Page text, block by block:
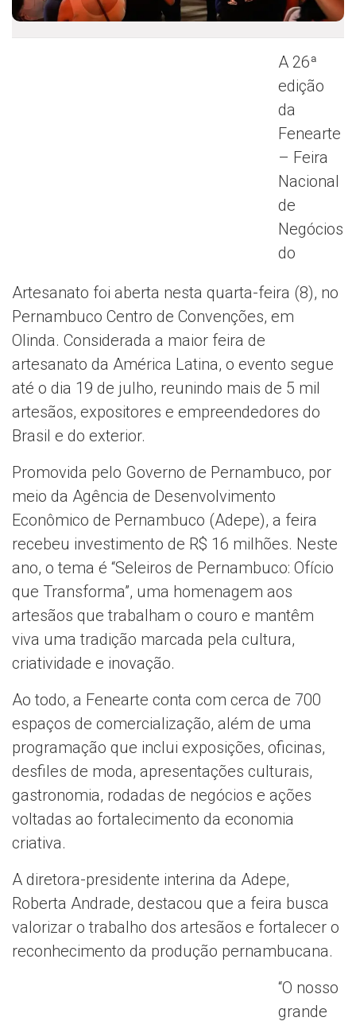
A 26ª
edição
da
Fenearte
– Feira
Nacional
de
Negócios
do
Artesanato foi aberta nesta quarta-feira (8), no
Pernambuco Centro de Convenções, em
Olinda. Considerada a maior feira de
artesanato da América Latina, o evento segue
até o dia 19 de julho, reunindo mais de 5 mil
artesãos, expositores e empreendedores do
Brasil e do exterior.
Promovida pelo Governo de Pernambuco, por
meio da Agência de Desenvolvimento
Econômico de Pernambuco (Adepe), a feira
recebeu investimento de R$ 16 milhões. Neste
ano, o tema é “Seleiros de Pernambuco: Ofício
que Transforma”, uma homenagem aos
artesãos que trabalham o couro e mantêm
viva uma tradição marcada pela cultura,
criatividade e inovação.
Ao todo, a Fenearte conta com cerca de 700
espaços de comercialização, além de uma
programação que inclui exposições, oficinas,
desfiles de moda, apresentações culturais,
gastronomia, rodadas de negócios e ações
voltadas ao fortalecimento da economia
criativa.
A diretora-presidente interina da Adepe,
Roberta Andrade, destacou que a feira busca
valorizar o trabalho dos artesãos e fortalecer o
reconhecimento da produção pernambucana.
“O nosso
grande